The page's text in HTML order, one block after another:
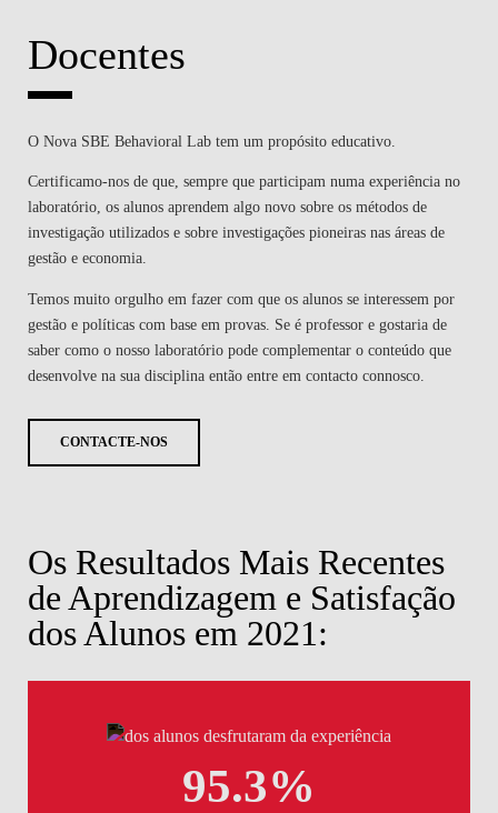
Docentes
O Nova SBE Behavioral Lab tem um propósito educativo.
Certificamo-nos de que, sempre que participam numa experiência no
laboratório, os alunos aprendem algo novo sobre os métodos de
investigação utilizados e sobre investigações pioneiras nas áreas de
gestão e economia.
Temos muito orgulho em fazer com que os alunos se interessem por
gestão e políticas com base em provas. Se é professor e gostaria de
saber como o nosso laboratório pode complementar o conteúdo que
desenvolve na sua disciplina então entre em contacto connosco.
CONTACTE-NOS
Os Resultados Mais Recentes
de Aprendizagem e Satisfação
dos Alunos em 2021:
95.3%